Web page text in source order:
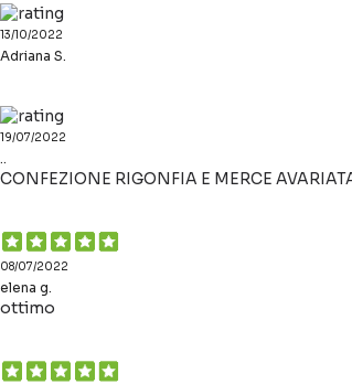
13/10/2022
Adriana S.
19/07/2022
..
CONFEZIONE RIGONFIA E MERCE
08/07/2022
elena g.
ottimo